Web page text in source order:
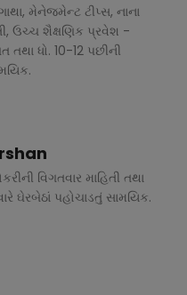
મેનેજમેન્ટ ટીપ્સ, નાના
ઉચ્ચ શૈક્ષણિક પ્રવેશ -
તથા ધો. 10-12 પછીની
વિગતવાર માહિતી તથા
ઘેરબેઠાં પહોચાડતું સામયિક.